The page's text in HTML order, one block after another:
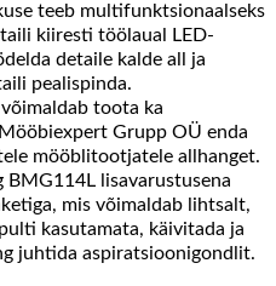
teeb multifunktsionaalseks
kiiresti töölaual LED-
detaile kalde all ja
pealispinda.
toota ka
Grupp OÜ enda
mööblitootjatele allhanget.
BMG114L lisavarustusena
mis võimaldab lihtsalt,
kasutamata, käivitada ja
juhtida aspiratsioonigondlit.